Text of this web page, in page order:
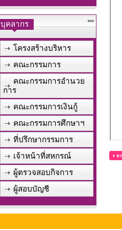
บุคลากร
โครงสร้างบริหาร
คณะกรรมการ
คณะกรรมการอำนวย
การ
คณะกรรมการเงินกู้
คณะกรรมการศึกษาฯ
ที่ปรึกษากรรมการ
เจ้าหน้าที่สหกรณ์
ผู้ตรวจสอบกิจการ
ผู้สอบบัญชี
[ กลับหน้าหลัก ]